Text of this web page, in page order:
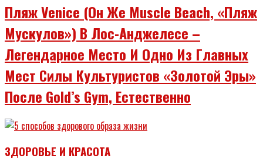
Пляж Venice (он Же Muscle Beach, «Пляж
Мускулов») В Лос-Анджелесе –
Легендарное Место И Одно Из Главных
Мест Силы Культуристов «Золотой Эры»
После Gold’s Gym, Естественно
ЗДОРОВЬЕ И КРАСОТА